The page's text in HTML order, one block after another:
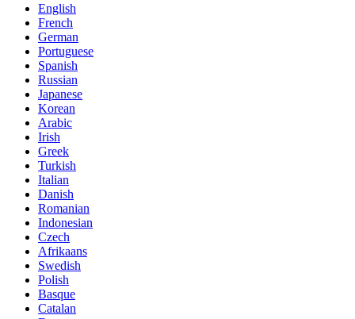
English
French
German
Portuguese
Spanish
Russian
Japanese
Korean
Arabic
Irish
Greek
Turkish
Italian
Danish
Romanian
Indonesian
Czech
Afrikaans
Swedish
Polish
Basque
Catalan